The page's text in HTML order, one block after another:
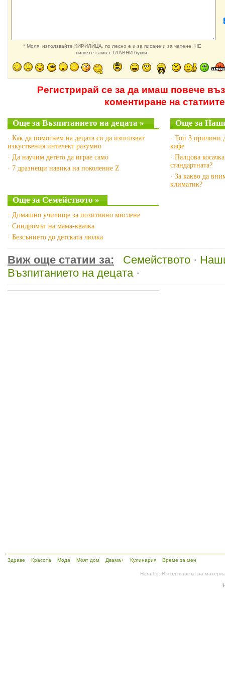
* Моля, използвайте КИРИЛИЦА, по лесно е и за писане и за четене. НЕ
пишете само с ГЛАВНИ букви.
Регистрирай се за да имаш повече
коментиране на статиите
Още за Възпитанието на децата »
· Как да помогнем на децата си да използват
изкуствения интелект разумно
· Да научим детето да играе само
· 7 дразнещи навика на поколение Z
Още за
· Топ 3 причини
кафе
· Палцова
стандартната?
· За какво да
климатик?
Още за Семейството »
· Домашно училище за позитивно мислене
· Синдромът на мама-квачка
· Безсънието до детската люлка
Виж още статии за: Семейството ·
Възпитанието на децата·
Здраве Красота Мода Моят дом Двама+ Кулинария Време за мен
Hera.bg. Използването на